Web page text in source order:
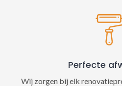
Perfecte
Wij zorgen bij elk